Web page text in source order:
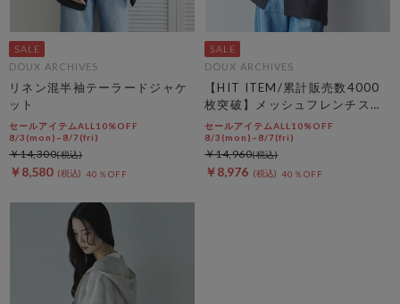
DOUX ARCHIVES
リネン混半袖テーラードジャケ
ット
セールアイテムALL10%OFF
8/3(mon)~8/7(fri)
￥8,580 40％OFF
￥14,300
DOUX ARCHIVES
【HIT ITEM/累計販売数4000
枚突破】メッシュフレンチスリ
ーブジャケット／
セールアイテムALL10%OFF
8/3(mon)~8/7(fri)
￥8,976 40％OFF
￥14,960